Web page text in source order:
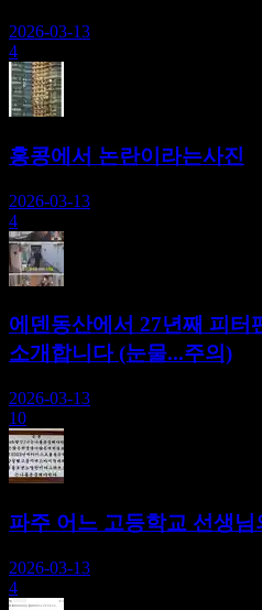
2026-03-13
4
홍콩에서 논란이라는사진
2026-03-13
4
에덴동산에서 27년째 피터
소개합니다 (눈물...주의)
2026-03-13
10
파주 어느 고등학교 선생
2026-03-13
4